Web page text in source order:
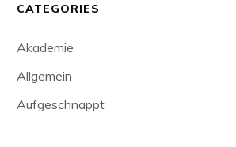
CATEGORIES
Akademie
Allgemein
Aufgeschnappt